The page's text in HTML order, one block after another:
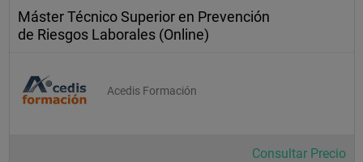
Máster Técnico Superior en Prevención
de Riesgos Laborales (Online)
Acedis Formación
Consultar Precio